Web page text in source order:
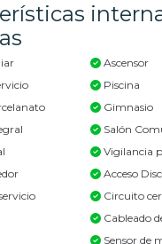
Ascensor
Piscina
Gimnasio
Salón
Vigilancia
Acceso
Circuito
Cableado
Sensor de